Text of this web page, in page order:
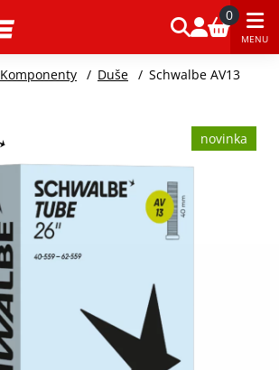
0
MENU
Komponenty / Duše / Schwalbe AV13
novinka